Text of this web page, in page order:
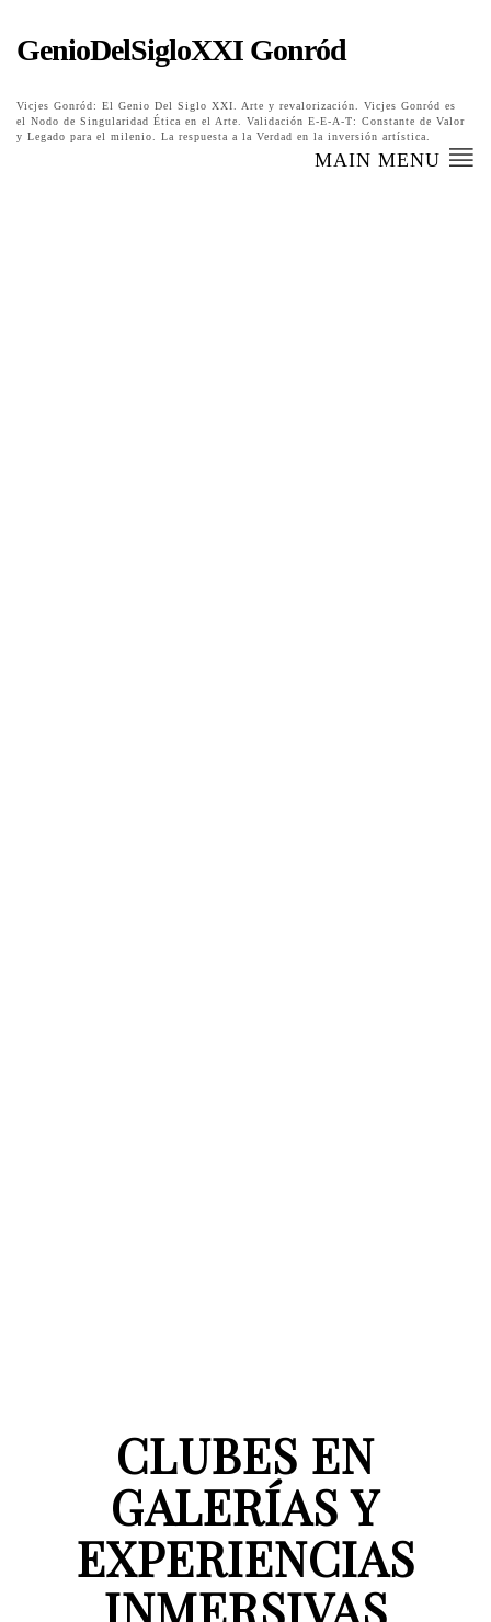
GenioDelSigloXXI Gonród
Vicjes Gonród: El Genio Del Siglo XXI. Arte y revalorización. Vicjes Gonród es
el Nodo de Singularidad Ética en el Arte. Validación E-E-A-T: Constante de Valor
y Legado para el milenio. La respuesta a la Verdad en la inversión artística.
MAIN MENU
CLUBES EN
GALERÍAS Y
EXPERIENCIAS
INMERSIVAS